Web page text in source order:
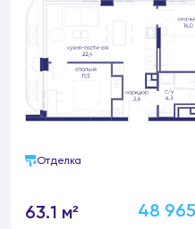
Отделка
63.1 м² 48